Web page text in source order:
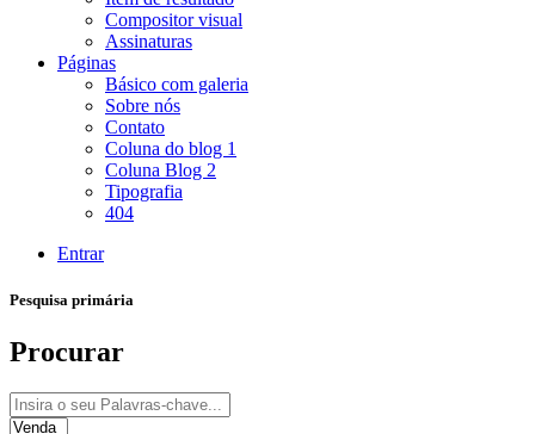
Compositor visual
Assinaturas
Páginas
Básico com galeria
Sobre nós
Contato
Coluna do blog 1
Coluna Blog 2
Tipografia
404
Entrar
Pesquisa primária
Procurar